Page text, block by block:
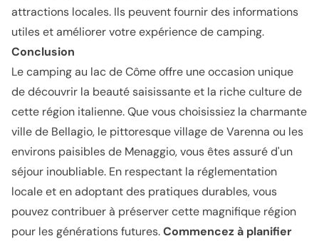
attractions locales. Ils peuvent fournir des informations
utiles et améliorer votre expérience de camping.
Conclusion
Le camping au lac de Côme offre une occasion unique
de découvrir la beauté saisissante et la riche culture de
cette région italienne. Que vous choisissiez la charmante
ville de Bellagio, le pittoresque village de Varenna ou les
environs paisibles de Menaggio, vous êtes assuré d'un
séjour inoubliable. En respectant la réglementation
locale et en adoptant des pratiques durables, vous
pouvez contribuer à préserver cette magnifique région
pour les générations futures.Commencez à planifier